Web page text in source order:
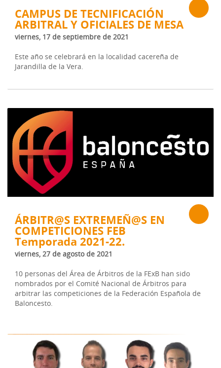
CAMPUS DE TECNIFICACIÓN
ARBITRAL Y OFICIALES DE MESA
viernes, 17 de septiembre de 2021
Este año se celebrará en la localidad cacereña de
Jarandilla de la Vera.
ÁRBITR@S EXTREMEÑ@S EN
COMPETICIONES FEB
Temporada 2021-22.
viernes, 27 de agosto de 2021
10 personas del Área de Árbitros de la FExB han sido
nombrados por el Comité Nacional de Árbitros para
arbitrar las competiciones de la Federación Española de
Baloncesto.